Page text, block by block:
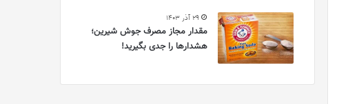
29 آذر 1403
مقدار مجاز مصرف جوش شیرین؛
هشدارها را جدی بگیرید!